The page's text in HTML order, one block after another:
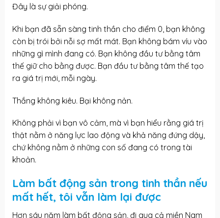
Đây là sự giải phóng.
Khi bạn đã sẵn sàng tinh thần cho điểm 0, bạn không
còn bị trói bởi nỗi sợ mất mát. Bạn không bám víu vào
những gì mình đang có. Bạn không đầu tư bằng tâm
thế giữ cho bằng được. Bạn đầu tư bằng tâm thế tạo
ra giá trị mới, mỗi ngày.
Thắng không kiêu. Bại không nản.
Không phải vì bạn vô cảm, mà vì bạn hiểu rằng giá trị
thật nằm ở năng lực lao động và khả năng đứng dậy,
chứ không nằm ở những con số đang có trong tài
khoản.
Làm bất động sản trong tinh thần nếu
mất hết, tôi vẫn làm lại được
Hơn sáu năm làm bất động sản, đi qua cả miền Nam